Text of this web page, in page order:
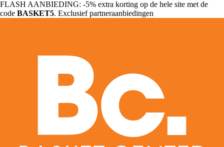
FLASH AANBIEDING: -5% extra korting op de hele site met de
code BASKET5. Exclusief partneraanbiedingen